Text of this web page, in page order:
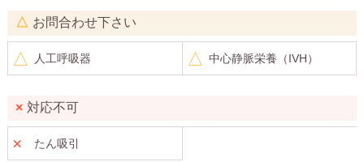
お問合わせ下さい
人工呼吸器 中心静脈栄養（IVH）
対応不可
たん吸引